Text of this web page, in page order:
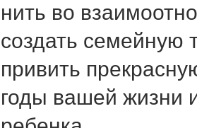
нить во
создать семейную
привить
годы вашей жизни